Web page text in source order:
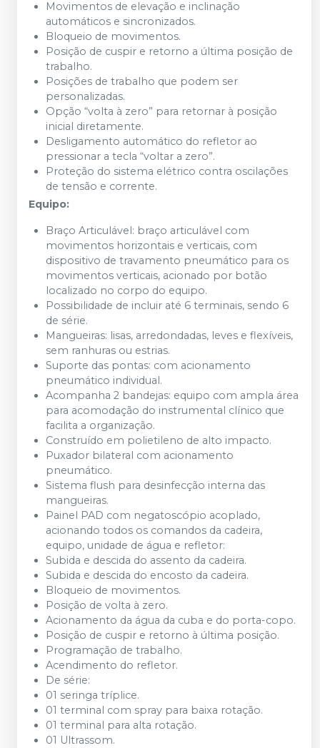
Movimentos de elevação e inclinação
automáticos e sincronizados.
Bloqueio de movimentos.
Posição de cuspir e retorno a última posição de
trabalho.
Posições de trabalho que podem ser
personalizadas.
Opção “volta à zero” para retornar à posição
inicial diretamente.
Desligamento automático do refletor ao
pressionar a tecla “voltar a zero”.
Proteção do sistema elétrico contra oscilações
de tensão e corrente.
Equipo:
Braço Articulável: braço articulável com
movimentos horizontais e verticais, com
dispositivo de travamento pneumático para os
movimentos verticais, acionado por botão
localizado no corpo do equipo.
Possibilidade de incluir até 6 terminais, sendo 6
de série.
Mangueiras: lisas, arredondadas, leves e flexíveis,
sem ranhuras ou estrias.
Suporte das pontas: com acionamento
pneumático individual.
Acompanha 2 bandejas: equipo com ampla área
para acomodação do instrumental clínico que
facilita a organização.
Construído em polietileno de alto impacto.
Puxador bilateral com acionamento
pneumático.
Sistema flush para desinfecção interna das
mangueiras.
Painel PAD com negatoscópio acoplado,
acionando todos os comandos da cadeira,
equipo, unidade de água e refletor:
Subida e descida do assento da cadeira.
Subida e descida do encosto da cadeira.
Bloqueio de movimentos.
Posição de volta à zero.
Acionamento da água da cuba e do porta-copo.
Posição de cuspir e retorno à última posição.
Programação de trabalho.
Acendimento do refletor.
De série:
01 seringa tríplice.
01 terminal com spray para baixa rotação.
01 terminal para alta rotação.
01 Ultrassom.